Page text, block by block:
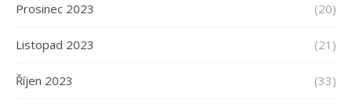
Prosinec 2023 (20)
Listopad 2023 (21)
Říjen 2023 (33)